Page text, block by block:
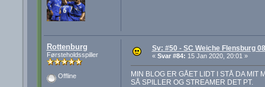
Rottenburg
Førsteholdsspiller
Offline
Sv: #50 - SC Weiche Flensburg
« Svar #84: 15 Jan 2020, 20:01 »
MIN BLOG ER GÅET LIDT I STÅ DA MIT
SÅ SPILLER OG STREAMER DET PT.